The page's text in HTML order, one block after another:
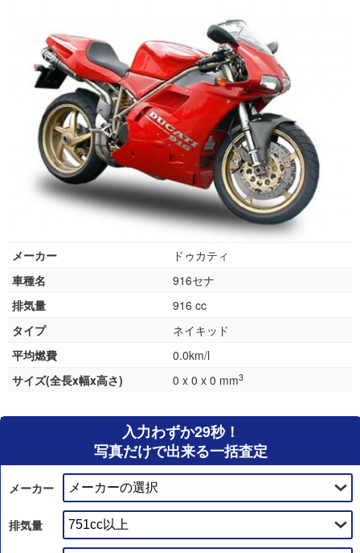
メーカー
ドゥカティ
車種名
916セナ
排気量
916 cc
タイプ
ネイキッド
平均燃費
0.0km/l
サイズ(全長x幅x高さ)
0 x 0 x 0 mm3
入力わずか29秒！
写真だけで出来る一括査定
メーカー
排気量